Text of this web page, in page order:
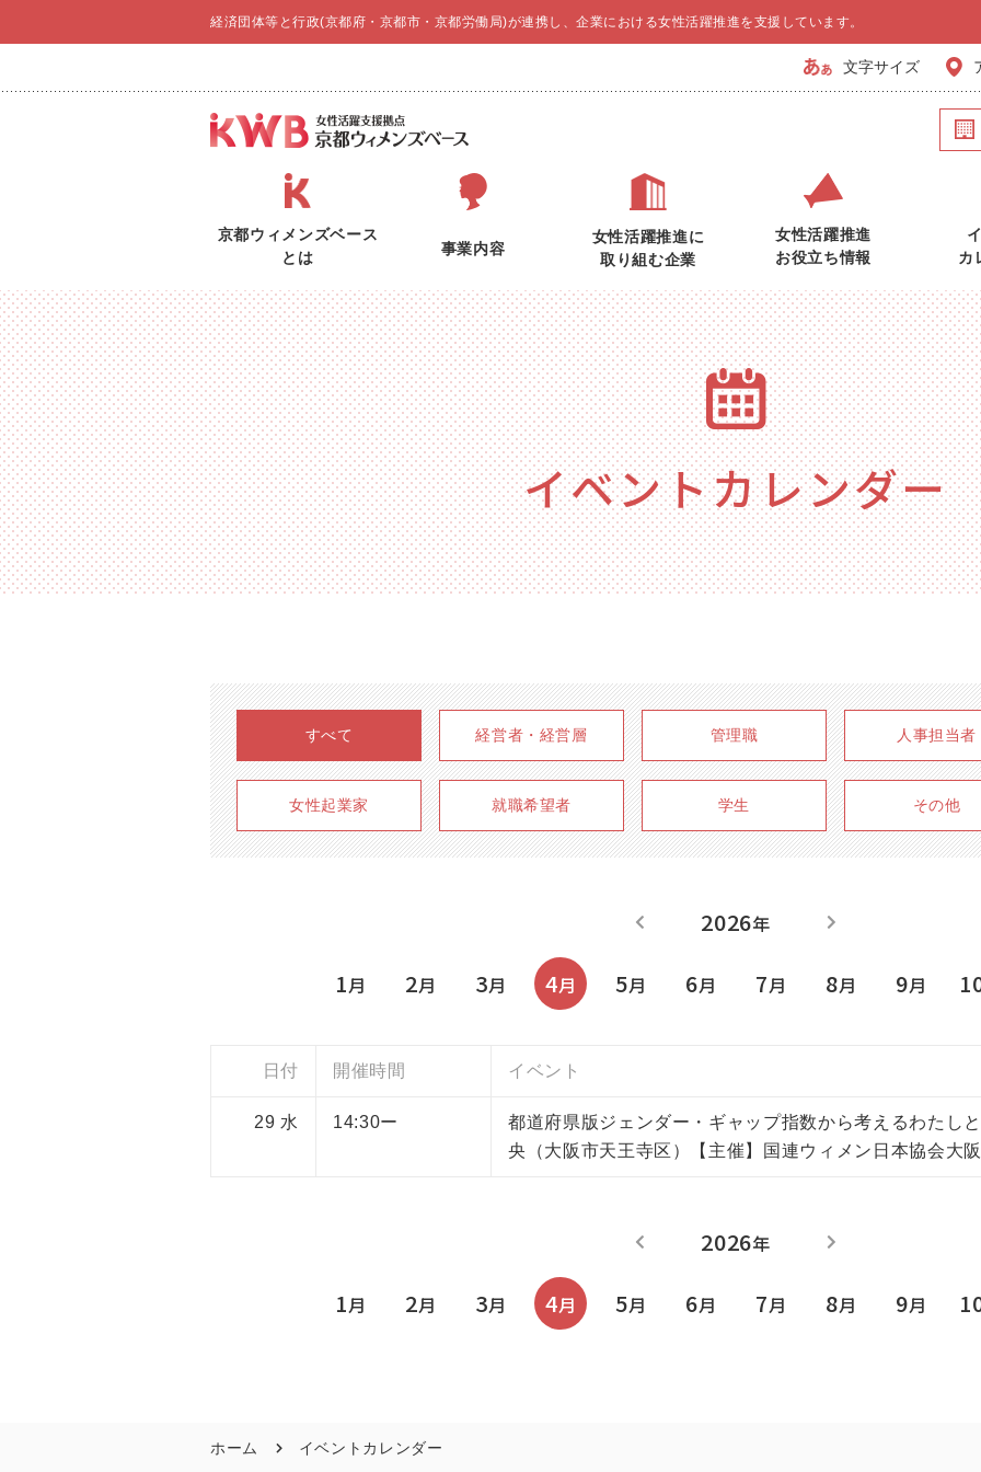
経済団体等と行政(京都府・京都市・京都労働局)が連携し、企業における女性活躍推進を支援しています。
文字サイズ
京都ウィメンズベース
とは
事業内容
女性活躍推進に
取り組む企業
女性活躍推進
お役立ち情報
カ
イベントカレンダー
すべて 経営者・経営層 管理職 人事担当者
女性起業家 就職希望者 学生 その他
2026年
1月 2月 3月 4月 5月 6月 7月 8月 9月
日付 開催時間 イベント
29 水 14:30ー
都道府県版ジェンダー・ギャップ指数から考えるわたし
央（大阪市天王寺区）【主催】国連ウィメン日本協会大
2026年
1月 2月 3月 4月 5月 6月 7月 8月 9月
ホーム イベントカレンダー